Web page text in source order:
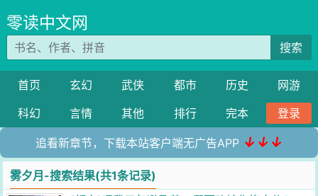
零读中文网
搜索
首页 玄幻 武侠 都市 历史
网游
科幻
言情 其他 排行 完本 登录
追看新章节，下载本站客户端无广告APP ↓↓↓
雾夕月-搜索结果(共1条记录)